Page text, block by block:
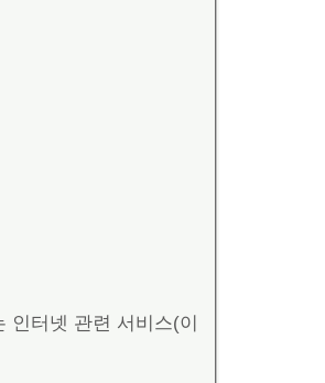
인터넷 관련 서비스(이